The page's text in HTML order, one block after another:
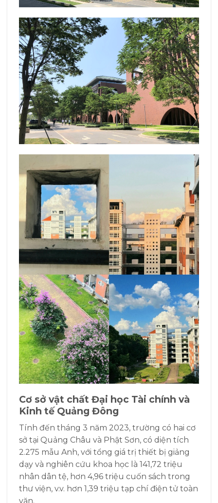
Cơ sở vật chất Đại học Tài chính và
Kinh tế Quảng Đông
Tính đến tháng 3 năm 2023, trường có hai cơ
sở tại Quảng Châu và Phật Sơn, có diện tích
2.275 mẫu Anh, với tổng giá trị thiết bị giảng
dạy và nghiên cứu khoa học là 141,72 triệu
nhân dân tệ, hơn 4,96 triệu cuốn sách trong
thư viện, v.v. hơn 1,39 triệu tạp chí điện tử toàn
văn.